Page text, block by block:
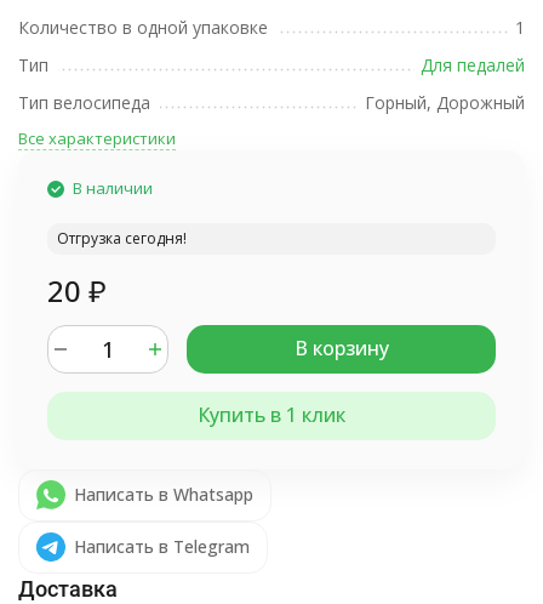
Количество в одной упаковке
1
Тип
Для педалей
Тип велосипеда
Горный, Дорожный
Все характеристики
В наличии
Отгрузка сегодня!
20 ₽
В корзину
Купить в 1 клик
Написать в Whatsapp
Написать в Telegram